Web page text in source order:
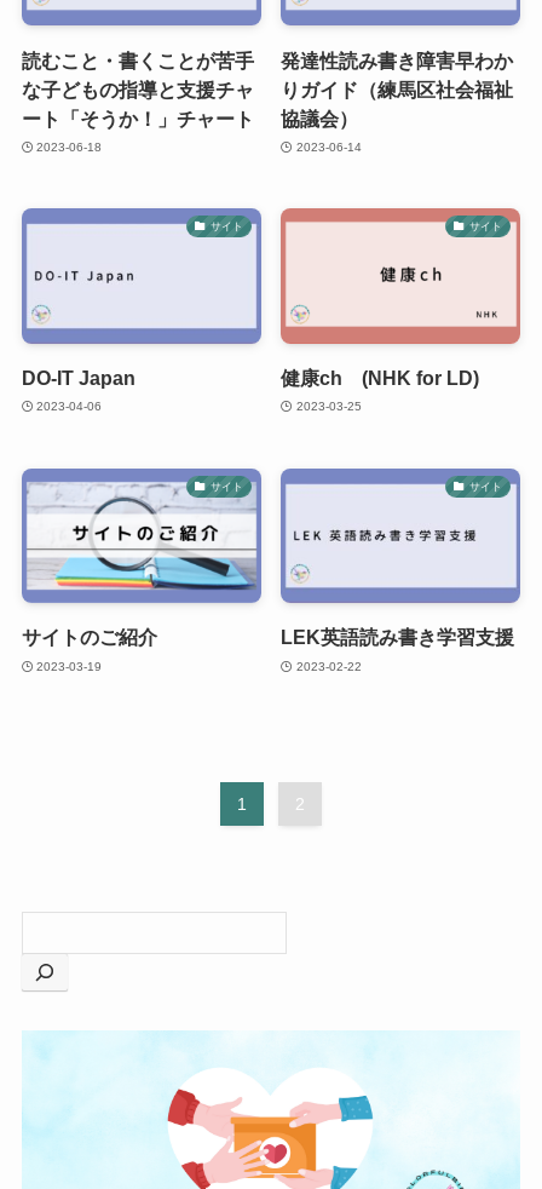
読むこと・書くことが苦手
な子どもの指導と支援チャ
ート「そうか！」チャート
2023-06-18
発達性読み書き障害早わか
りガイド（練馬区社会福祉
協議会）
2023-06-14
サイト
DO-IT Japan
2023-04-06
サイト
健康ch (NHK for LD)
2023-03-25
サイト
サイトのご紹介
2023-03-19
サイト
LEK英語読み書き学習支援
2023-02-22
1 2